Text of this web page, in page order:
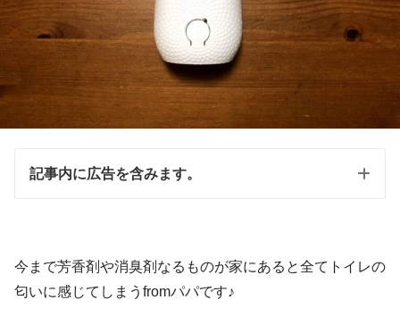
記事内に広告を含みます。
今まで芳香剤や消臭剤なるものが家にあると全てトイレの
匂いに感じてしまうfromパパです♪